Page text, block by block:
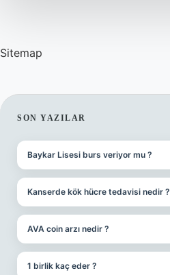
Sitemap
SIDEBAR
SON YAZILAR
Baykar Lisesi burs veriyor mu ?
Kanserde kök hücre tedavisi nedir ?
AVA coin arzı nedir ?
1 birlik kaç eder ?